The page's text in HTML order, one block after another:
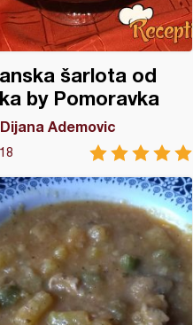
šarlota od
by Pomoravka
Dijana Ademovic